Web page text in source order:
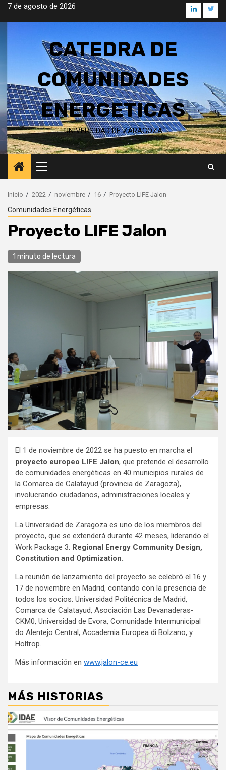
Saltar7 de agosto de 2026 Linkedin
CATEDRA DE
COMUNIDADES
ENERGETICAS
UNIVERSIDAD DE ZARAGOZA
Menú
principal
Inicio 2022 noviembre 16 Proyecto LIFE Jalon
Comunidades Energéticas
Proyecto LIFE Jalon
1 minuto de lectura
El 1 de noviembre de 2022 se ha puesto en marcha el
proyecto europeo LIFE Jalon, que pretende el desarrollo
de comunidades energéticas en 40 municipios rurales de
la Comarca de Calatayud (provincia de Zaragoza),
involucrando ciudadanos, administraciones locales y
empresas.
La Universidad de Zaragoza es uno de los miembros del
proyecto, que se extenderá durante 42 meses, liderando el
Work Package 3: Regional Energy Community Design,
Constitution and Optimization.
La reunión de lanzamiento del proyecto se celebró el 16 y
17 de noviembre en Madrid, contando con la presencia de
todos los socios: Universidad Politécnica de Madrid,
Comarca de Calatayud, Asociación Las Devanaderas-
CKM0, Universidad de Evora, Comunidade Intermunicipal
do Alentejo Central, Accademia Europea di Bolzano, y
Holtrop.
Más información en www.jalon-ce.eu
MÁS HISTORIAS